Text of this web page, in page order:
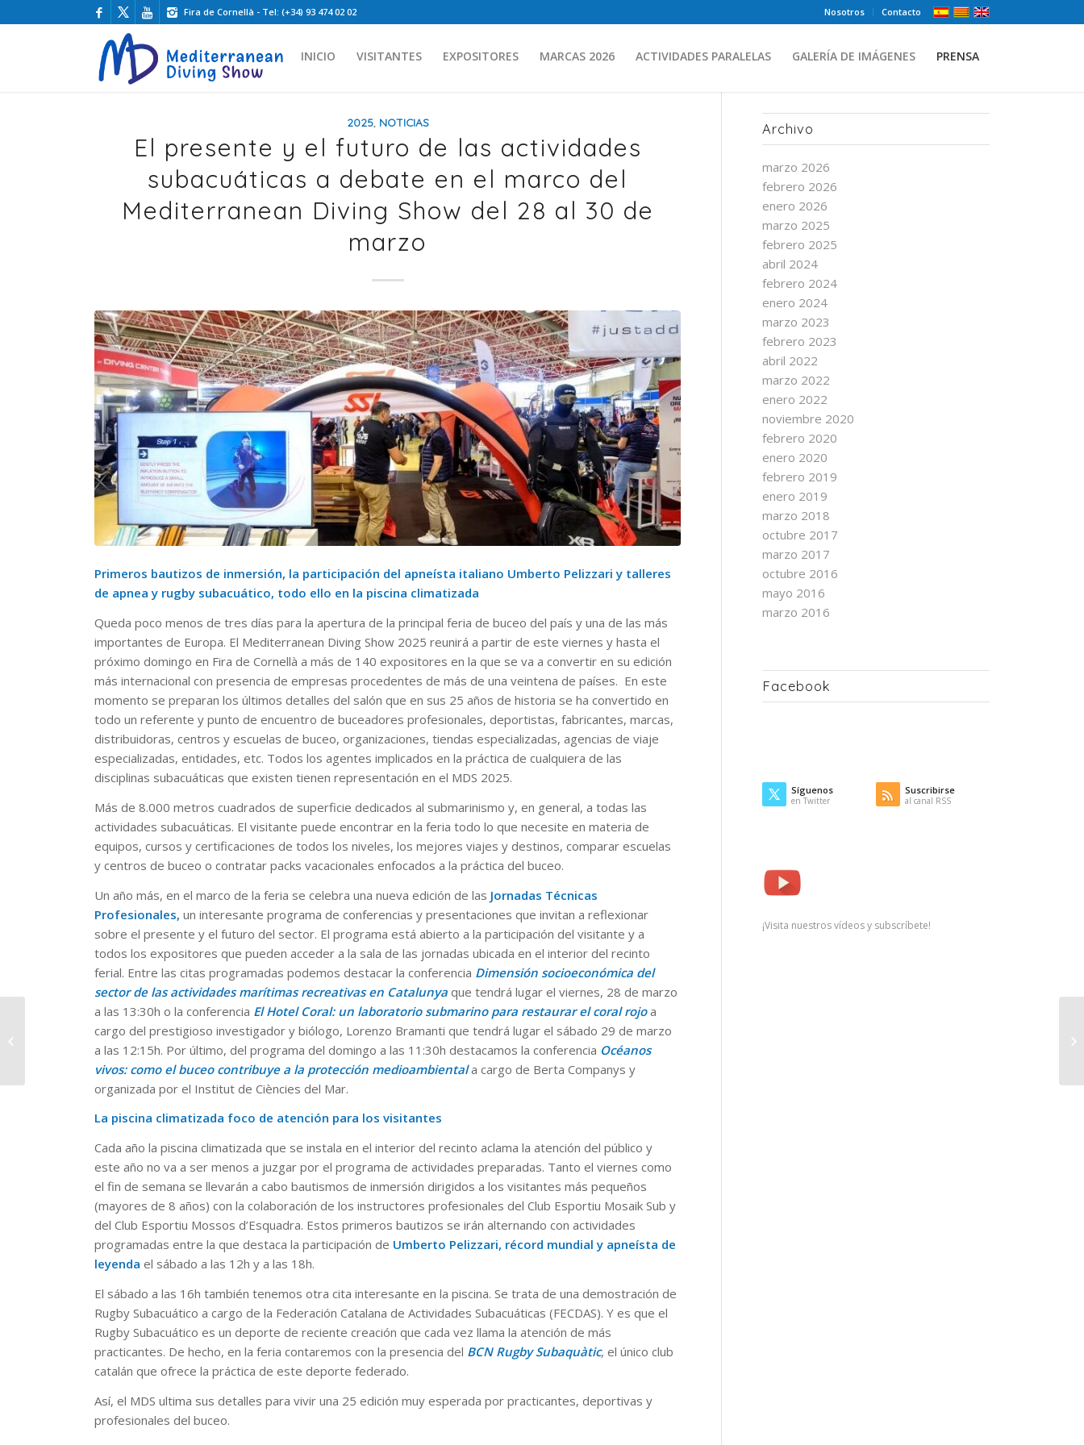
Nosotros Contacto
Fira de Cornellà - Tel: (+34) 93 474 02 02
INICIO VISITANTES EXPOSITORES MARCAS 2026 ACTIVIDADES PARALELAS GALERÍA DE IMÁGENES PRENSA
2025, NOTICIAS
El presente y el futuro de las actividades
subacuáticas a debate en el marco del
Mediterranean Diving Show del 28 al 30 de
marzo
Primeros bautizos de inmersión, la participación del apneísta italiano Umberto Pelizzari y talleres
de apnea y rugby subacuático, todo ello en la piscina climatizada
Queda poco menos de tres días para la apertura de la principal feria de buceo del país y una de las más
importantes de Europa. El Mediterranean Diving Show 2025 reunirá a partir de este viernes y hasta el
próximo domingo en Fira de Cornellà a más de 140 expositores en la que se va a convertir en su edición
más internacional con presencia de empresas procedentes de más de una veintena de países. En este
momento se preparan los últimos detalles del salón que en sus 25 años de historia se ha convertido en
todo un referente y punto de encuentro de buceadores profesionales, deportistas, fabricantes, marcas,
distribuidoras, centros y escuelas de buceo, organizaciones, tiendas especializadas, agencias de viaje
especializadas, entidades, etc. Todos los agentes implicados en la práctica de cualquiera de las
disciplinas subacuáticas que existen tienen representación en el MDS 2025.
Más de 8.000 metros cuadrados de superficie dedicados al submarinismo y, en general, a todas las
actividades subacuáticas. El visitante puede encontrar en la feria todo lo que necesite en materia de
equipos, cursos y certificaciones de todos los niveles, los mejores viajes y destinos, comparar escuelas
y centros de buceo o contratar packs vacacionales enfocados a la práctica del buceo.
Un año más, en el marco de la feria se celebra una nueva edición de las Jornadas Técnicas
Profesionales, un interesante programa de conferencias y presentaciones que invitan a reflexionar
sobre el presente y el futuro del sector. El programa está abierto a la participación del visitante y a
todos los expositores que pueden acceder a la sala de las jornadas ubicada en el interior del recinto
ferial. Entre las citas programadas podemos destacar la conferencia Dimensión socioeconómica del
sector de las actividades marítimas recreativas en Catalunya que tendrá lugar el viernes, 28 de marzo
a las 13:30h o la conferencia El Hotel Coral: un laboratorio submarino para restaurar el coral rojoa
cargo del prestigioso investigador y biólogo, Lorenzo Bramanti que tendrá lugar el sábado 29 de marzo
a las 12:15h. Por último, del programa del domingo a las 11:30h destacamos la conferencia Océanos
vivos: como el buceo contribuye a la protección medioambientala cargo de Berta Companys y
organizada por el Institut de Ciències del Mar.
La piscina climatizada foco de atención para los visitantes
Cada año la piscina climatizada que se instala en el interior del recinto aclama la atención del público y
este año no va a ser menos a juzgar por el programa de actividades preparadas. Tanto el viernes como
el fin de semana se llevarán a cabo bautismos de inmersión dirigidos a los visitantes más pequeños
(mayores de 8 años) con la colaboración de los instructores profesionales del Club Esportiu Mosaik Sub y
del Club Esportiu Mossos d’Esquadra. Estos primeros bautizos se irán alternando con actividades
programadas entre la que destaca la participación de Umberto Pelizzari, récord mundial y apneísta de
leyenda el sábado a las 12h y a las 18h.
El sábado a las 16h también tenemos otra cita interesante en la piscina. Se trata de una demostración de
Rugby Subacuático a cargo de la Federación Catalana de Actividades Subacuáticas (FECDAS). Y es que el
Rugby Subacuático es un deporte de reciente creación que cada vez llama la atención de más
practicantes. De hecho, en la feria contaremos con la presencia del BCN Rugby Subaquàtic, el único club
catalán que ofrece la práctica de este deporte federado.
Así, el MDS ultima sus detalles para vivir una 25 edición muy esperada por practicantes, deportivas y
profesionales del buceo.
Archivo
marzo 2026
febrero 2026
enero 2026
marzo 2025
febrero 2025
abril 2024
febrero 2024
enero 2024
marzo 2023
febrero 2023
abril 2022
marzo 2022
enero 2022
noviembre 2020
febrero 2020
enero 2020
febrero 2019
enero 2019
marzo 2018
octubre 2017
marzo 2017
octubre 2016
mayo 2016
marzo 2016
Facebook
Síguenos
en Twitter
Suscribirse
al canal RSS
¡Visita nuestros vídeos y subscríbete!
Las principales marcas
de buceo, en el
Mediterranean Diving
Show del 28 al 30...